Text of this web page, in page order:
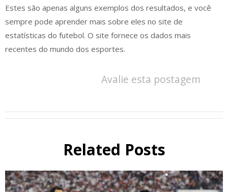
Estes são apenas alguns exemplos dos resultados, e você
sempre pode aprender mais sobre eles no site de
estatísticas do futebol. O site fornece os dados mais
recentes do mundo dos esportes.
Avalie esta postagem
Related Posts